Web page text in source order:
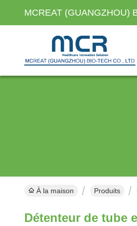
MCREAT (GUANGZHOU)
À la maison Produits
Détenteur de tube